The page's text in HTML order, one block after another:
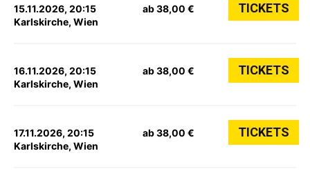
15.11.2026, 20:15
Karlskirche, Wien
ab 38,00 € TICKETS
16.11.2026, 20:15
Karlskirche, Wien
ab 38,00 € TICKETS
17.11.2026, 20:15
Karlskirche, Wien
ab 38,00 € TICKETS